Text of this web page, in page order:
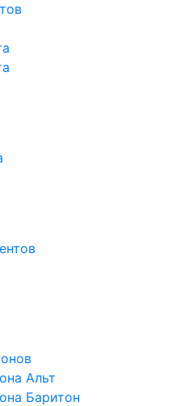
Альт
Баритон